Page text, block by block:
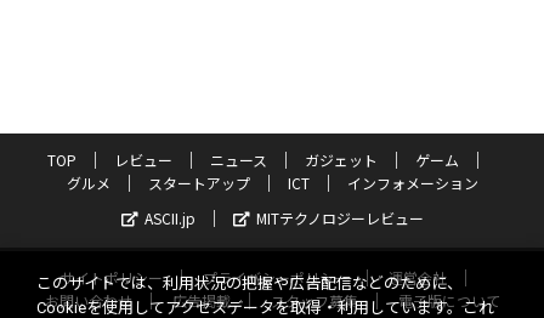
TOP レビュー ニュース ガジェット
ゲーム
グルメ
スタートアップ ICT
インフォメーション
ASCII.jp
MITテクノロジーレビュー
サイトポリシー プライバシーポリシー
運営会社
お問い合わせ
広告掲載 スタッフ募集
電子版について
このサイトでは、利用状況の把握や広告配信などのために、
Cookieを使用してアクセスデータを取得・利用しています。これ